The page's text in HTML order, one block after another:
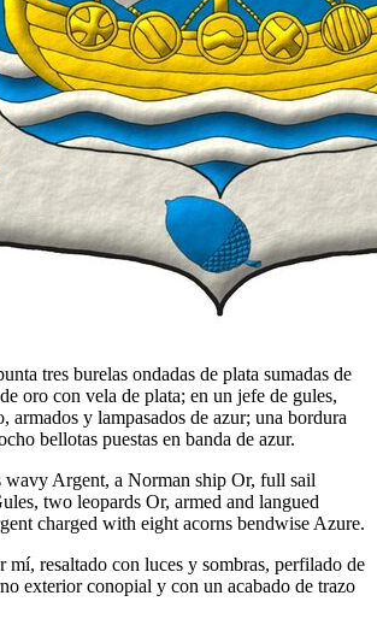
tres burelas ondadas de plata sumadas de
oro con vela de plata; en un jefe de gules,
armados y lampasados de azur; una bordura
bellotas puestas en banda de azur.
wavy Argent, a Norman ship Or, full sail
two leopards Or, armed and langued
charged with eight acorns bendwise Azure.
mí, resaltado con luces y sombras, perfilado de
exterior conopial y con un acabado de trazo